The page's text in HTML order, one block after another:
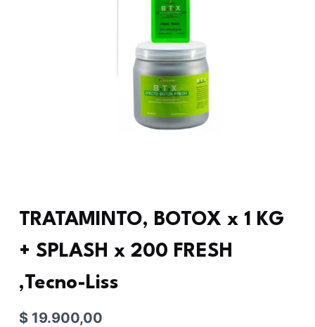
TRATAMINTO, BOTOX x 1 KG
+ SPLASH x 200 FRESH
,Tecno-Liss
$19.900,00